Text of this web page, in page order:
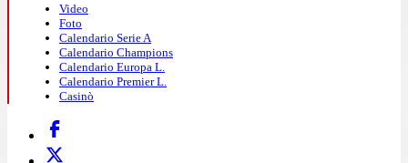
Video
Foto
Calendario Serie A
Calendario Champions
Calendario Europa L.
Calendario Premier L.
Casinò